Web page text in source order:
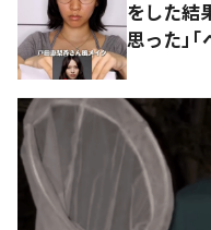
をした
思った」